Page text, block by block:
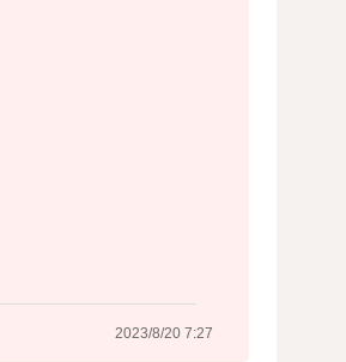
2023/8/20 7:27